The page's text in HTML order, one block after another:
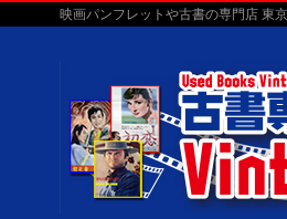
映画パンフレットや古書の専門店 東